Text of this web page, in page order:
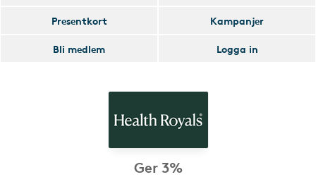
Presentkort
Kampanjer
Bli medlem
Logga in
Ger 3%